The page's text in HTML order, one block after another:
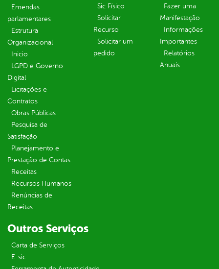
Emendas
parlamentares
Estrutura
Organizacional
Inicio
LGPD e Governo
Digital
Licitações e
Contratos
Obras Públicas
Pesquisa de
Satisfação
Planejamento e
Prestação de Contas
Receitas
Recursos Humanos
Renúncias de
Receitas
Sic Físico
Solicitar
Recurso
Solicitar um
pedido
Fazer uma
Manifestação
Informações
Importantes
Relatórios
Anuais
Outros Serviços
Carta de Serviços
E-sic